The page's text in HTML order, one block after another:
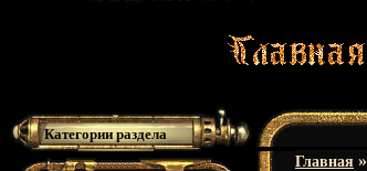
Категории раздела
Главная »